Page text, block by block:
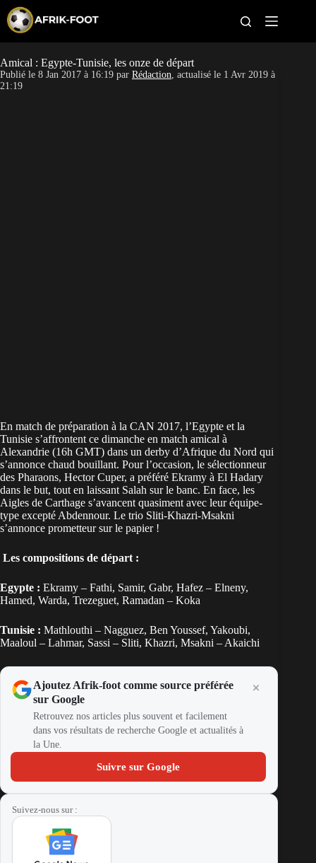
p
o
c
CAN féminine
Amical : Egypte-Tunisie, les onze de départ
Publié le 8 Jan 2017 à 16:19 par Rédaction, actualisé le 1 Avr 2019 à
21:19
En match de préparation à la CAN 2017, l’Egypte et la
Tunisie s’affrontent ce dimanche en match amical à
Alexandrie (16h GMT) dans un derby d’Afrique du Nord qui
s’annonce chaud bouillant. Pour l’occasion, le sélectionneur
des Pharaons, Hector Cuper, a préféré Ekramy à El Hadary
dans le but, tout en laissant Salah sur le banc. En face, les
Aigles de Carthage s’avancent quasiment avec leur équipe-
type excepté Abdennour. Le trio Sliti-Khazri-Msakni
s’annonce prometteur sur le papier !
Les compositions de départ :
Egypte : Ekramy – Fathi, Samir, Gabr, Hafez – Elneny,
Hamed, Warda, Trezeguet, Ramadan – Koka
Tunisie : Mathlouthi – Nagguez, Ben Youssef, Yakoubi,
Maaloul – Lahmar, Sassi – Sliti, Khazri, Msakni – Akaichi
Ajoutez Afrik-foot comme source préférée
sur Google
Retrouvez nos articles plus souvent et facilement
dans vos résultats de recherche Google et actualités à
la Une.
Suivre sur Google
Suivez-nous sur :